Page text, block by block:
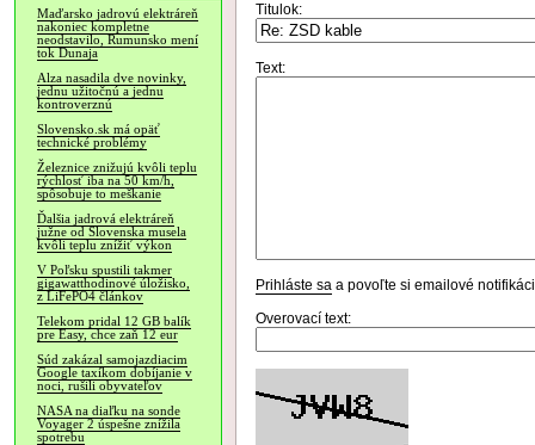
Maďarsko jadrovú elektráreň
nakoniec kompletne
neodstavilo, Rumunsko mení
tok Dunaja
Alza nasadila dve novinky,
jednu užitočnú a jednu
kontroverznú
Slovensko.sk má opäť
technické problémy
Železnice znižujú kvôli teplu
rýchlosť iba na 50 km/h,
spôsobuje to meškanie
Ďalšia jadrová elektráreň
južne od Slovenska musela
kvôli teplu znížiť výkon
V Poľsku spustili takmer
gigawatthodinové úložisko,
z LiFePO4 článkov
Telekom pridal 12 GB balík
pre Easy, chce zaň 12 eur
Súd zakázal samojazdiacim
Google taxíkom dobíjanie v
noci, rušili obyvateľov
NASA na diaľku na sonde
Voyager 2 úspešne znížila
spotrebu
Titulok:
Text:
Prihláste sa a povoľte si emailové
Overovací text: